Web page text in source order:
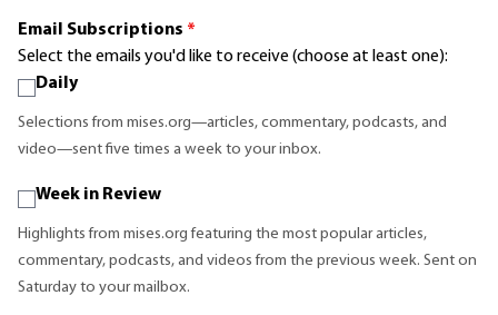
Email Subscriptions *
Select the emails you'd like to receive (choose at least one):
Daily
Selections from mises.org—articles, commentary, podcasts, and
video—sent five times a week to your inbox.
Week in Review
Highlights from mises.org featuring the most popular articles,
commentary, podcasts, and videos from the previous week. Sent on
Saturday to your mailbox.